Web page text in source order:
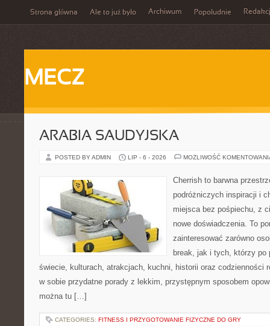
Strona główna Ale to już było Archiwum Popołudnie
MECZ
ARABIA SAUDYJSKA
POSTED BY ADMIN LIP - 6 - 2026 MOŻLIWOŚĆ
Cherrish to barwna
podróżniczych inspiracji i
miejsca bez pośpiechu, z
nowe doświadczenia. To
zainteresować zarówno
break, jak i tych, którzy po
świecie, kulturach, atrakcjach, kuchni, historii oraz codzienności
w sobie przydatne porady z lekkim, przystępnym sposobem
można tu […]
CATEGORIES: FITNESS I PRZYGOTOWANIE FIZYCZNE DO GRY